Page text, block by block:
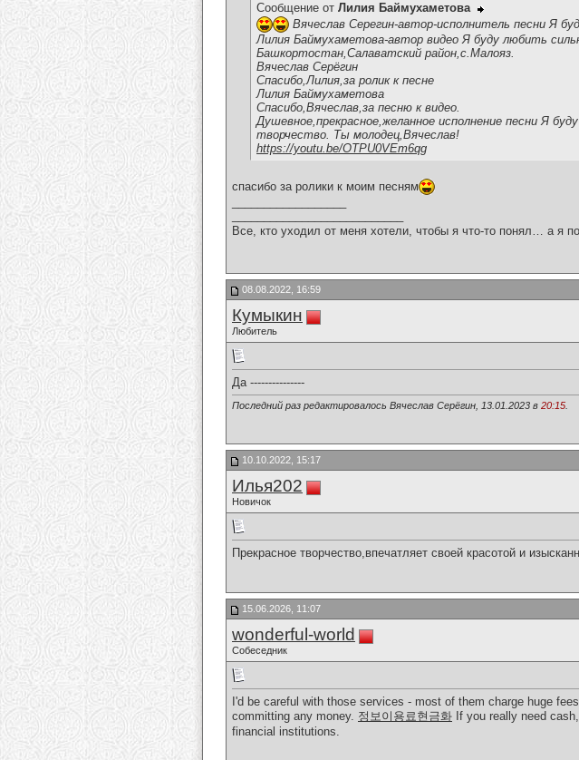
Сообщение от Лилия Баймухаметова
Вячеслав Серегин-автор-исполнитель песни Я
Лилия Баймухаметова-автор видео Я буду любить
Башкортостан,Салаватский район,с.Малояз.
Вячеслав Серёгин
Спасибо,Лилия,за ролик к песне
Лилия Баймухаметова
Спасибо,Вячеслав,за песню к видео.
Душевное,прекрасное,желанное исполнение песни Я
творчество. Ты молодец,Вячеслав!
https://youtu.be/OTPU0VEm6qg
спасибо за ролики к моим песням
Все, кто уходил от меня хотели, чтобы я что-то понял… а я
08.08.2022, 16:59
Кумыкин
Любитель
Да ---------------
Последний раз редактировалось Вячеслав Серёгин, 13.01.2023 в 20:15
10.10.2022, 15:17
Илья202
Новичок
Прекрасное творчество,впечатляет своей красотой и
15.06.2026, 11:07
wonderful-world
Собеседник
I'd be careful with those services - most of them charge huge
committing any money. 정보이용료현금화 If you really need
financial institutions.